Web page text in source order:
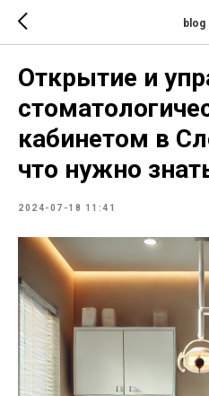
blog
Открытие и
кабинетом в
что нужно
2024-07-18 11:41